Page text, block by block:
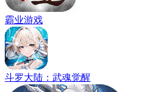
霸业游戏
斗罗大陆：武魂觉醒